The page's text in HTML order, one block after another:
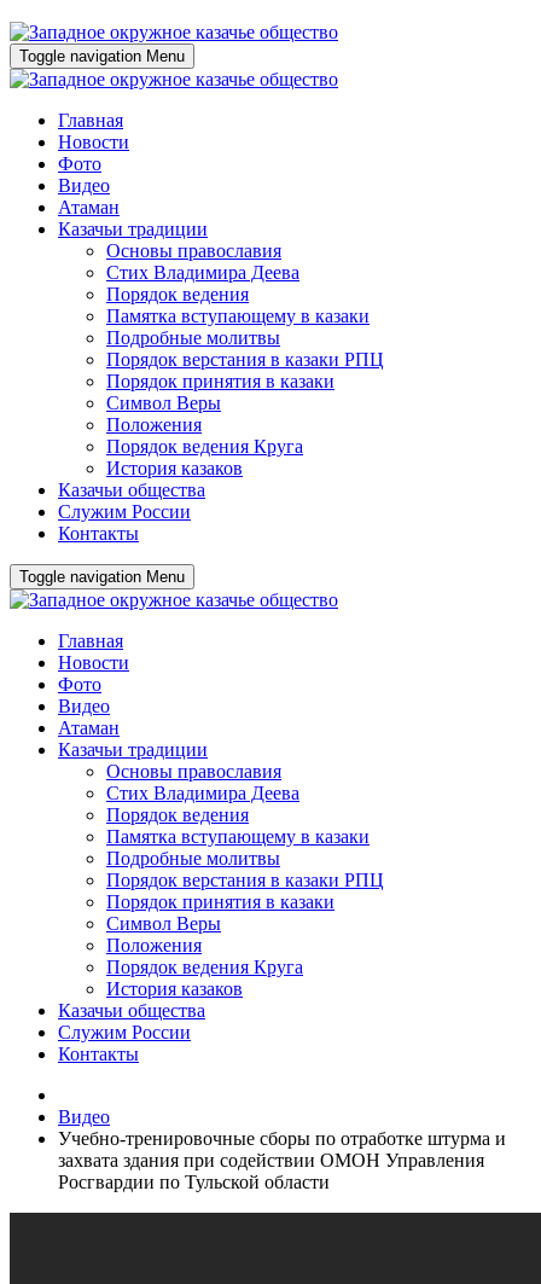
Toggle navigation Menu
Главная
Новости
Фото
Видео
Атаман
Казачьи традиции
Основы православия
Стих Владимира Деева
Порядок ведения
Памятка вступающему в казаки
Подробные молитвы
Порядок верстания в казаки РПЦ
Порядок принятия в казаки
Символ Веры
Положения
Порядок ведения Круга
История казаков
Казачьи общества
Служим России
Контакты
Toggle navigation Menu
Главная
Новости
Фото
Видео
Атаман
Казачьи традиции
Основы православия
Стих Владимира Деева
Порядок ведения
Памятка вступающему в казаки
Подробные молитвы
Порядок верстания в казаки РПЦ
Порядок принятия в казаки
Символ Веры
Положения
Порядок ведения Круга
История казаков
Казачьи общества
Служим России
Контакты
Видео
Учебно-тренировочные сборы по отработке штурма и
захвата здания при содействии ОМОН Управления
Росгвардии по Тульской области